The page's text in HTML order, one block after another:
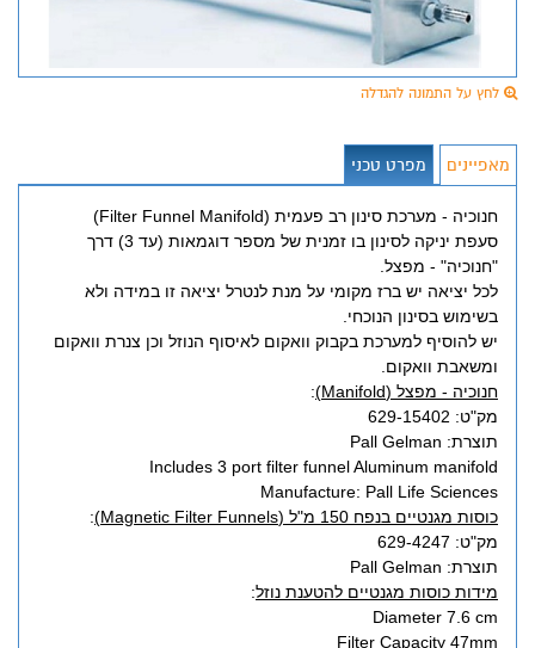
לחץ על התמונה להגדלה
מאפיינים מפרט טכני
חנוכיה - מערכת סינון רב פעמית (Filter Funnel Manifold)
סעפת יניקה לסינון בו זמנית של מספר דוגמאות (עד 3) דרך
"חנוכיה" - מפצל.
לכל יציאה יש ברז מקומי על מנת לנטרל יציאה זו במידה ולא
בשימוש בסינון הנוכחי.
יש להוסיף למערכת בקבוק וואקום לאיסוף הנוזל וכן צנרת וואקום
ומשאבת וואקום.
חנוכיה - מפצל (Manifold)
:
מק"ט: 629-15402
תוצרת: Pall Gelman
Includes 3 port filter funnel Aluminum manifold
Manufacture: Pall Life Sciences
כוסות מגנטיים בנפח 150 מ"ל (Magnetic Filter Funnels)
:
מק"ט: 629-4247
תוצרת: Pall Gelman
מידות כוסות מגנטיים להטענת נוזל:
Diameter 7.6 cm
Filter Capacity 47mm